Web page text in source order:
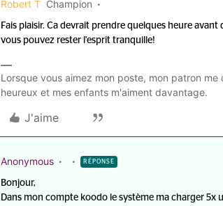
Robert T Champion
Fais plaisir. Ca devrait prendre quelques heure
vous pouvez rester l'esprit tranquille!
Lorsque vous aimez mon poste, mon patron
heureux et mes enfants m'aiment davantage.
J'aime
Anonymous RÉPONSE
Bonjour,
Dans mon compte koodo le système ma charger